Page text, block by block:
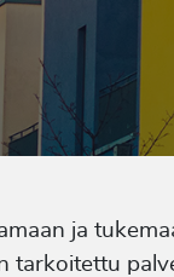
ja
tarkoitettu